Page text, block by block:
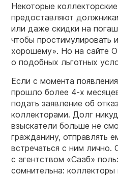
Некоторые
предоставляют
или даже скидки на
чтобы простимулировать
хорошему». Но на сайте
о подобных льготных
Если с момента
прошло более 4-х
подать заявление об
коллекторами. Долг
взыскатели больше не
гражданину, отправлять
встречаться с ним
с агентством «Сааб»
сомнительна: коллекторы